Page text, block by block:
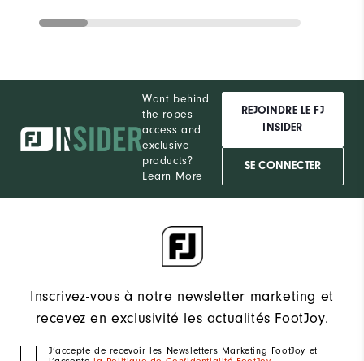
Want behind
the ropes
access and
exclusive
products?
Learn More
REJOINDRE LE FJ
INSIDER
SE CONNECTER
Inscrivez-vous à notre newsletter marketing et
recevez en exclusivité les actualités FootJoy.
J‘accepte de recevoir les Newsletters Marketing FootJoy et